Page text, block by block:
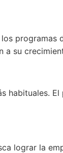
programas
a su
habituales. El
lograr la